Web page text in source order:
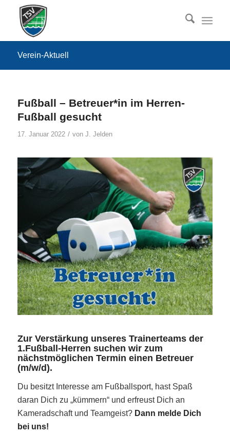
Verein-Aktuell
Fußball – Betreuer*in im Herren-
Fußball gesucht
17. Januar 2022 / von J. Jelden
Zur Verstärkung unseres Trainerteams der
1.Fußball-Herren suchen wir zum
nächstmöglichen Termin einen Betreuer
(m/w/d).
Du besitzt Interesse am Fußballsport, hast Spaß
daran Dich zu „kümmern“ und erfreust Dich an
Kameradschaft und Teamgeist? Dann melde Dich
bei uns!